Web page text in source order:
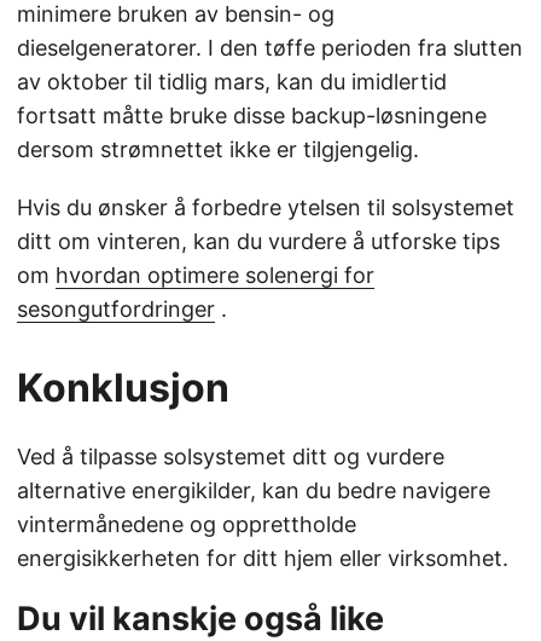
minimere bruken av bensin- og
dieselgeneratorer. I den tøffe perioden fra slutten
av oktober til tidlig mars, kan du imidlertid
fortsatt måtte bruke disse backup-løsningene
dersom strømnettet ikke er tilgjengelig.
Hvis du ønsker å forbedre ytelsen til solsystemet
ditt om vinteren, kan du vurdere å utforske tips
om hvordan optimere solenergi for
sesongutfordringer .
Konklusjon
Ved å tilpasse solsystemet ditt og vurdere
alternative energikilder, kan du bedre navigere
vintermånedene og opprettholde
energisikkerheten for ditt hjem eller virksomhet.
Du vil kanskje også like